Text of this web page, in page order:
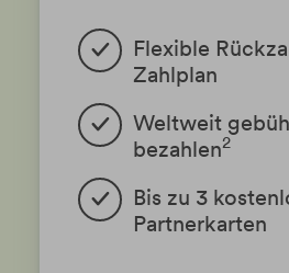
Flexible
Zahlplan
Weltweit
bezahlen2
Bis zu 3
Partnerkarten